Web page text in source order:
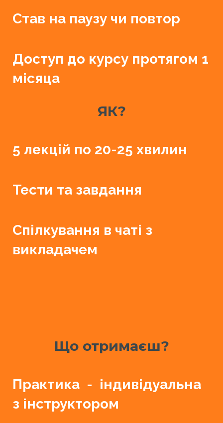
Став на паузу чи повтор
Доступ до курсу протягом 1
місяца
ЯК?
5 лекцій по 20-25 хвилин
Тести та завдання
Спілкування в чаті з
викладачем
Що отримаєш?
Практика - індивідуальна
з інструктором